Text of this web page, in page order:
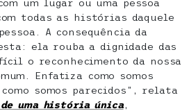
um lugar ou uma pessoa
todas as histórias daquele
A consequência da
ela rouba a dignidade das
o reconhecimento da nossa
Enfatiza como somos
somos parecidos”, relata
uma história única,